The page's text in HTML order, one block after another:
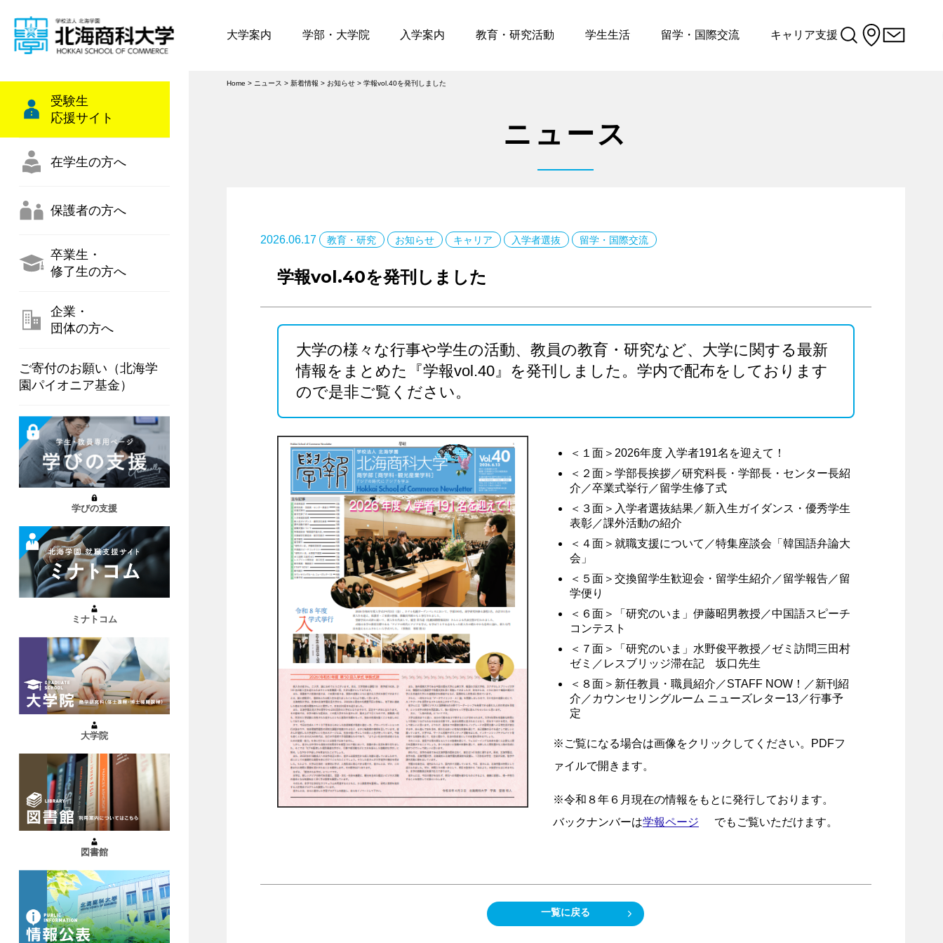
大学案内 学部・大学院 入学案内 教育・研究活動 学生生活 留学・国際交流 キャリア支援
受験生
応援サイト
在学生の方へ
保護者の方へ
卒業生・
修了生の方へ
企業・
団体の方へ
ご寄付のお願い（北海学
園パイオニア基金）
学びの支援
ミナトコム
大学院
図書館
Home > ニュース > 新着情報 > お知らせ> 学報vol.40を発刊しました
ニュース
2026.06.17 教育・研究 お知らせ キャリア 入学者選抜 留学・国際交流
学報vol.40を発刊しました
大学の様々な行事や学生の活動、教員の教育・研究など、大学に関する最新
情報をまとめた『学報vol.40』を発刊しました。学内で配布をしております
ので是非ご覧ください。
＜１面＞2026年度 入学者191名を迎えて！
＜２面＞学部長挨拶／研究科長・学部長・センター長紹
介／卒業式挙行／留学生修了式
＜３面＞入学者選抜結果／新入生ガイダンス・優秀学生
表彰／課外活動の紹介
＜４面＞就職支援について／特集座談会「韓国語弁論大
会」
＜５面＞交換留学生歓迎会・留学生紹介／留学報告／留
学便り
＜６面＞「研究のいま」伊藤昭男教授／中国語スピーチ
コンテスト
＜７面＞「研究のいま」水野俊平教授／ゼミ訪問三田村
ゼミ／レスブリッジ滞在記 坂口先生
＜８面＞新任教員・職員紹介／STAFF NOW！／新刊紹
介／カウンセリングルーム ニューズレター13／行事予
定
※ご覧になる場合は画像をクリックしてください。PDFフ
ァイルで開きます。
※令和８年６月現在の情報をもとに発行しております。
バックナンバーは学報ページ でもご覧いただけます。
一覧に戻る